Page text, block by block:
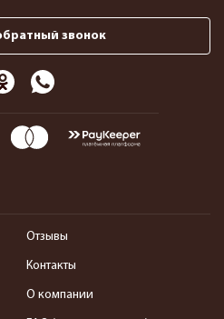
звонок
Отзывы
Контакты
О компании